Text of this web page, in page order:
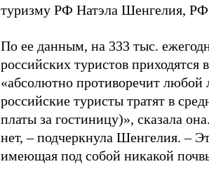
туризму РФ Натэла Шенгелия,
По ее данным, на 333 тыс.
российских туристов приходятся
«абсолютно противоречит любой
российские туристы тратят в
платы за гостиницу)», сказала
нет, – подчеркнула Шенгелия. –
имеющая под собой никакой